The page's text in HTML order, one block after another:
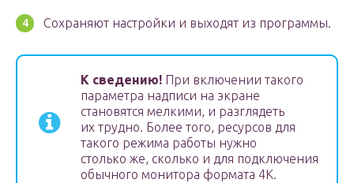
Сохраняют настройки и выходят из программы.
К сведению! При включении такого
параметра надписи на экране
становятся мелкими, и разглядеть
их трудно. Более того, ресурсов для
такого режима работы нужно
столько же, сколько и для подключения
обычного монитора формата 4К.